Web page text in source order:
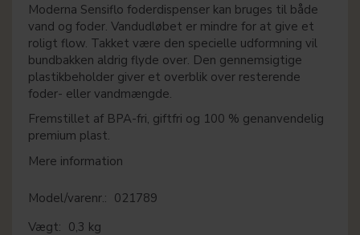
Moderna Sensiflo foderdispenser kan bruges til både
vand og foder. Vandudløbet er mindre for at give et
roligt flow. Takket være den specielle udformning vil
bundbakken aldrig flyde over. Den gennemsigtige
plastikbeholder giver et overblik over resterende
foder- eller vandmængde.
Fremstillet af BPA-fri, giftfri og 100 % genanvendelig
premium plast.
Mere information
Model/varenr.: 021789
Vægt: 0,3 kg